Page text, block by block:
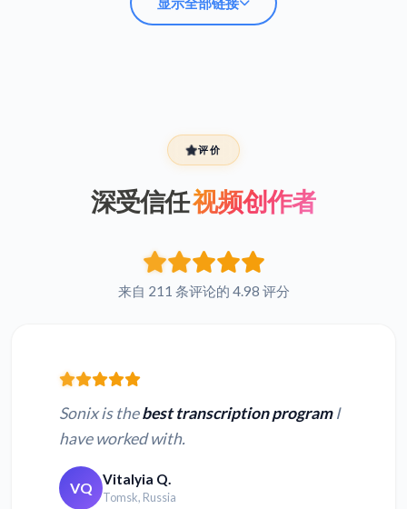
希伯来语 MP4 转文本 波斯语 MP4 转文本
法语 MP4 转文本 俄语 MP4 转文本
将 MOV 转换为文本
评价
深受信任视频创作者
来自 211 条评论的 4.98 评分
Sonix is thebest transcription programI
have worked with.
VQ Vitalyia Q.
Tomsk, Russia